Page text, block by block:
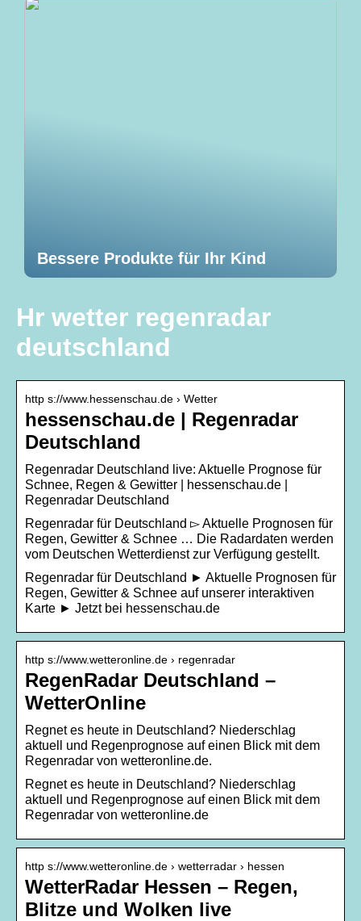
Bessere Produkte für Ihr Kind
Hr wetter regenradar
deutschland
http s://www.hessenschau.de › Wetter
hessenschau.de | Regenradar
Deutschland
Regenradar Deutschland live: Aktuelle Prognose für
Schnee, Regen & Gewitter | hessenschau.de |
Regenradar Deutschland
Regenradar für Deutschland ▻ Aktuelle Prognosen für
Regen, Gewitter & Schnee … Die Radardaten werden
vom Deutschen Wetterdienst zur Verfügung gestellt.
Regenradar für Deutschland ► Aktuelle Prognosen für
Regen, Gewitter & Schnee auf unserer interaktiven
Karte ► Jetzt bei hessenschau.de
http s://www.wetteronline.de › regenradar
RegenRadar Deutschland –
WetterOnline
Regnet es heute in Deutschland? Niederschlag
aktuell und Regenprognose auf einen Blick mit dem
Regenradar von wetteronline.de.
Regnet es heute in Deutschland? Niederschlag
aktuell und Regenprognose auf einen Blick mit dem
Regenradar von wetteronline.de
http s://www.wetteronline.de › wetterradar › hessen
WetterRadar Hessen – Regen,
Blitze und Wolken live